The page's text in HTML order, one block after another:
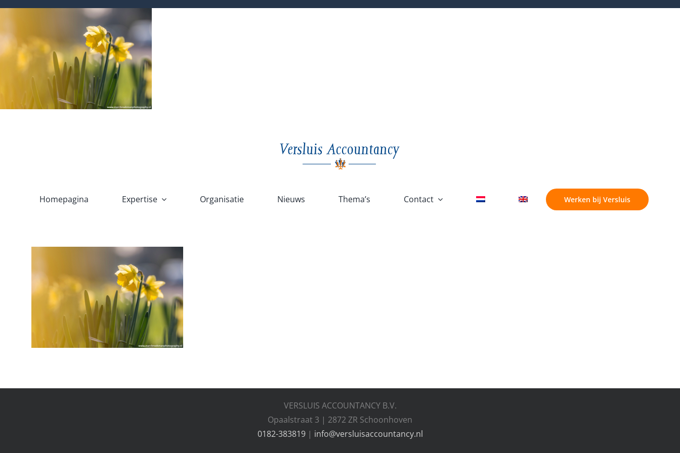
Ga
inhoud
Homepagina Expertise Organisatie Nieuws Thema’s Contact Werken bij Versluis
VERSLUIS ACCOUNTANCY B.V.
Opaalstraat 3 | 2872 ZR Schoonhoven
0182-383819| info@versluisaccountancy.nl